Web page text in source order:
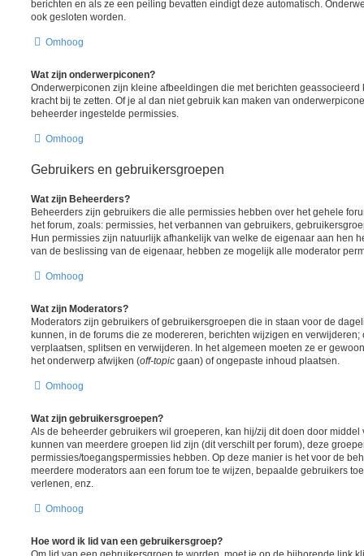
berichten en als ze een peiling bevatten eindigt deze automatisch.
ook gesloten worden.
Omhoog
Wat zijn onderwerpiconen?
Onderwerpiconen zijn kleine afbeeldingen die met berichten
kracht bij te zetten. Of je al dan niet gebruik kan maken van
beheerder ingestelde permissies.
Omhoog
Gebruikers en gebruikersgroepen
Wat zijn Beheerders?
Beheerders zijn gebruikers die alle permissies hebben over het gehele
het forum, zoals: permissies, het verbannen van gebruikers,
Hun permissies zijn natuurlijk afhankelijk van welke de eigenaar aan hen
van de beslissing van de eigenaar, hebben ze mogelijk alle moderator
Omhoog
Wat zijn Moderators?
Moderators zijn gebruikers of gebruikersgroepen die in staan voor de
kunnen, in de forums die ze modereren, berichten wijzigen en
verplaatsen, splitsen en verwijderen. In het algemeen moeten ze er
het onderwerp afwijken (off-topic gaan) of ongepaste inhoud plaatsen.
Omhoog
Wat zijn gebruikersgroepen?
Als de beheerder gebruikers wil groeperen, kan hij/zij dit doen door
kunnen van meerdere groepen lid zijn (dit verschilt per forum), deze
permissies/toegangspermissies hebben. Op deze manier is het voor de
meerdere moderators aan een forum toe te wijzen, bepaalde gebruikers
verlenen, enz.
Omhoog
Hoe word ik lid van een gebruikersgroep?